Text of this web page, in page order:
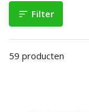
Filter
59 producten